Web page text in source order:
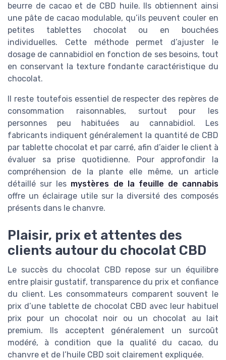
beurre de cacao et de CBD huile. Ils obtiennent ainsi
une pâte de cacao modulable, qu’ils peuvent couler en
petites tablettes chocolat ou en bouchées
individuelles. Cette méthode permet d’ajuster le
dosage de cannabidiol en fonction de ses besoins, tout
en conservant la texture fondante caractéristique du
chocolat.
Il reste toutefois essentiel de respecter des repères de
consommation raisonnables, surtout pour les
personnes peu habituées au cannabidiol. Les
fabricants indiquent généralement la quantité de CBD
par tablette chocolat et par carré, afin d’aider le client à
évaluer sa prise quotidienne. Pour approfondir la
compréhension de la plante elle même, un article
détaillé sur les mystères de la feuille de cannabis
offre un éclairage utile sur la diversité des composés
présents dans le chanvre.
Plaisir, prix et attentes des
clients autour du chocolat CBD
Le succès du chocolat CBD repose sur un équilibre
entre plaisir gustatif, transparence du prix et confiance
du client. Les consommateurs comparent souvent le
prix d’une tablette de chocolat CBD avec leur habituel
prix pour un chocolat noir ou un chocolat au lait
premium. Ils acceptent généralement un surcoût
modéré, à condition que la qualité du cacao, du
chanvre et de l’huile CBD soit clairement expliquée.